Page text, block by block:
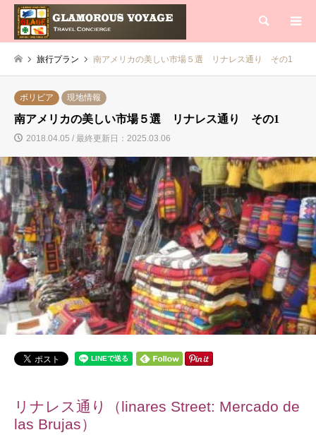
検索
旅行プラン 南アメリカの美しい市場５選 リナレス通り その1
ボリビア 現地情報
南アメリカの美しい市場５選 リナレス通り その1
2018.04.05 / 最終更新日：2025.03.06
リナレス通り（linares Street: Mercado de
las Brujas）